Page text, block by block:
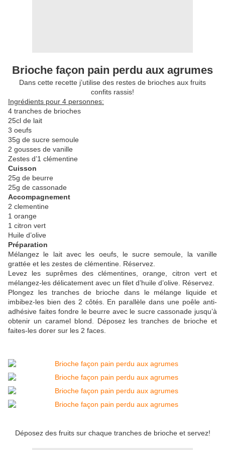
Brioche façon pain perdu aux agrumes
Dans cette recette j’utilise des restes de brioches aux fruits
confits rassis!
Ingrédients pour 4 personnes:
4 tranches de brioches
25cl de lait
3 oeufs
35g de sucre semoule
2 gousses de vanille
Zestes d’1 clémentine
Cuisson
25g de beurre
25g de cassonade
Accompagnement
2 clementine
1 orange
1 citron vert
Huile d’olive
Préparation
Mélangez le lait avec les oeufs, le sucre semoule, la vanille
grattée et les zestes de clémentine. Réservez.
Levez les suprêmes des clémentines, orange, citron vert et
mélangez-les délicatement avec un filet d’huile d’olive. Réservez.
Plongez les tranches de brioche dans le mélange liquide et
imbibez-les bien des 2 côtés. En parallèle dans une poêle anti-
adhésive faites fondre le beurre avec le sucre cassonade jusqu’à
obtenir un caramel blond. Déposez les tranches de brioche et
faites-les dorer sur les 2 faces.
Déposez des fruits sur chaque tranches de brioche et servez!